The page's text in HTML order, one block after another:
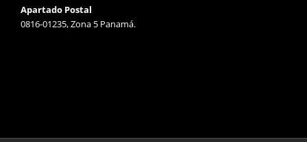
Apartado Postal
0816-01235, Zona 5 Panamá.